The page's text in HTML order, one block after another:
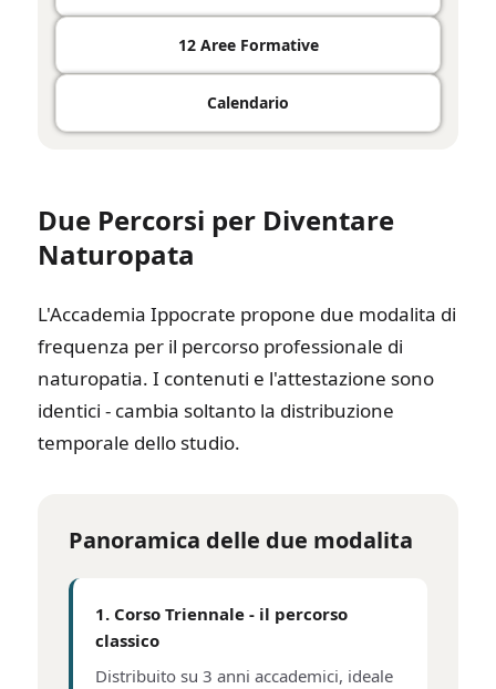
12 Aree Formative
Calendario
Due Percorsi per Diventare
Naturopata
L'Accademia Ippocrate propone due modalita di
frequenza per il percorso professionale di
naturopatia. I contenuti e l'attestazione sono
identici - cambia soltanto la distribuzione
temporale dello studio.
Panoramica delle due modalita
1. Corso Triennale - il percorso
classico
Distribuito su 3 anni accademici, ideale